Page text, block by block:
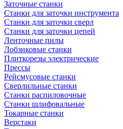
Заточные станки
Станки для заточки инструмента
Станки для заточки сверл
Станки для заточки цепей
Ленточные пилы
Лобзиковые станки
Плиткорезы электрические
Прессы
Рейсмусовые станки
Сверлильные станки
Станки распиловочные
Станки шлифовальные
Токарные станки
Верстаки